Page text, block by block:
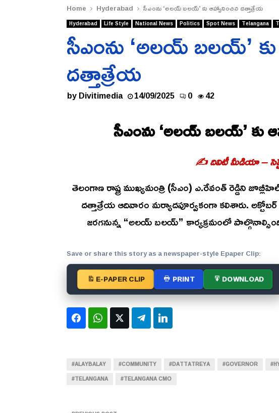
Home Hyderabad సీఎంను ‘అలయ్ బలయ్’ కు ఆహ్వానించిన దత్తాత్రేయ
Hyderabad Life Style National News Politics Spot News Telangana
సీఎంను ‘అలయ్ బలయ్’
దత్తాత్రేయ
byDivitimedia 14/09/2025 0 42
సీఎంను ‘అలయ్ బలయ్’ కు
✍️ దివిటీ మీడియా –
తెలంగాణ రాష్ట్ర ముఖ్యమంత్రి (సీఎం) ఎ.రేవంత్ రెడ్డిని
దత్తాత్రేయ ఆదివారం మర్యాదపూర్వకంగా కలిశారు.
జరగనున్న “అలయ్ బలయ్” కార్యక్రమంలో
Save or share this story as a newspaper-style Epaper Clip:
E-PAPER CLIP PRINT DOWNLOAD
FacebookWhatsApp
Twitter Telegram
#ALAYBALAY #COMMUNITY #DATTATREYA #GOVERNOR
#TELANGANA
#TELANGANA CMO